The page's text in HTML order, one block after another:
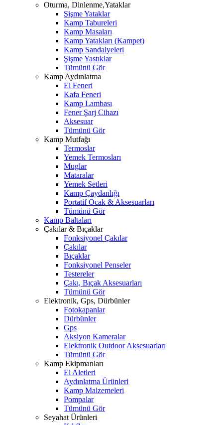
Oturma, Dinlenme,Yataklar
Şişme Yataklar
Kamp Tabureleri
Kamp Masaları
Kamp Yatakları (Kampet)
Kamp Sandalyeleri
Şişme Yastıklar
Tümünü Gör
Kamp Aydınlatma
El Feneri
Kafa Feneri
Kamp Lambası
Fener Şarj Cihazı
Aksesuar
Tümünü Gör
Kamp Mutfağı
Termoslar
Yemek Termosları
Muglar
Mataralar
Yemek Setleri
Kamp Çaydanlığı
Portatif Ocak & Aksesuarları
Tümünü Gör
Kamp Baltaları
Çakılar & Bıçaklar
Fonksiyonel Çakılar
Çakılar
Bıçaklar
Fonksiyonel Penseler
Testereler
Çakı, Bıçak Aksesuarları
Tümünü Gör
Elektronik, Gps, Dürbünler
Fotokapanlar
Dürbünler
Gps
Aksiyon Kameralar
Elektronik Outdoor Aksesuarları
Tümünü Gör
Kamp Ekipmanları
El Aletleri
Aydınlatma Ürünleri
Kamp Malzemeleri
Pompalar
Tümünü Gör
Seyahat Ürünleri